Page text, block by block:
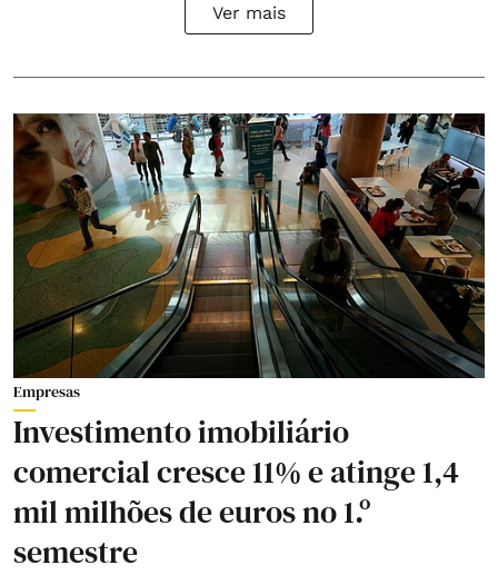
Ver mais
Empresas
Investimento imobiliário
comercial cresce 11% e atinge 1,4
mil milhões de euros no 1.º
semestre